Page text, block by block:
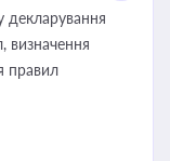
декларування
визначення
правил